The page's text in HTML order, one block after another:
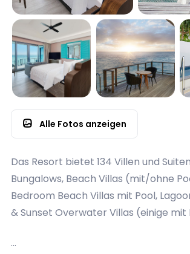
Alle Fotos anzeigen
Das Resort bietet 134 Villen und
Bungalows, Beach Villas (mit/ohne
Bedroom Beach Villas mit Pool,
& Sunset Overwater Villas (einige mit
Thilamaafushi Villa.
...